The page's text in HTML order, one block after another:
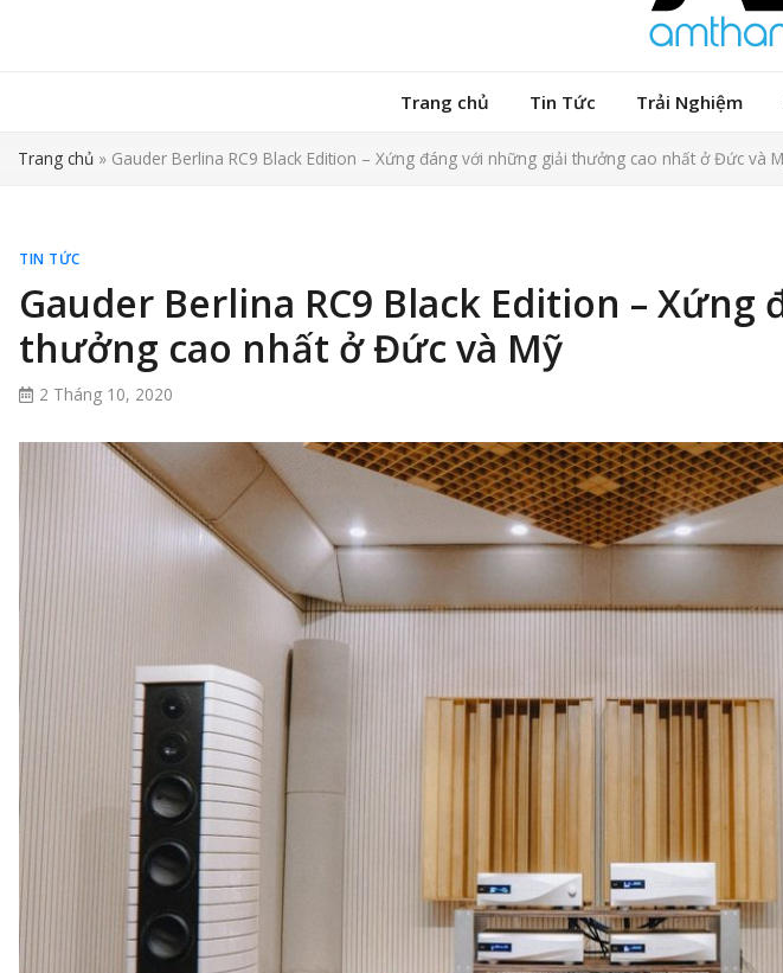
Trang chủ Tin Tức Trải Nghiệm
Trang chủ » Gauder Berlina RC9 Black Edition – Xứng đáng với những giải thưởng cao nhất ở Đức và
TIN TỨC
Gauder Berlina RC9 Black Edition –
thưởng cao nhất ở Đức và Mỹ
2 Tháng 10, 2020